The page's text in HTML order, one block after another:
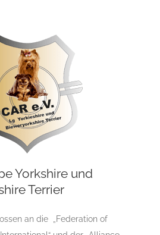
Yorkshire und
Terrier
an die „Federation of